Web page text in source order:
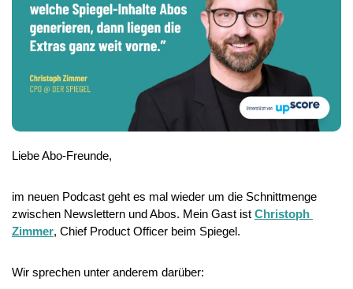
Liebe Abo-Freunde,
im neuen Podcast geht es mal wieder um die Schnittmenge
zwischen Newslettern und Abos. Mein Gast ist ⁠Christoph
Zimmer⁠, Chief Product Officer beim Spiegel.
Wir sprechen unter anderem darüber: